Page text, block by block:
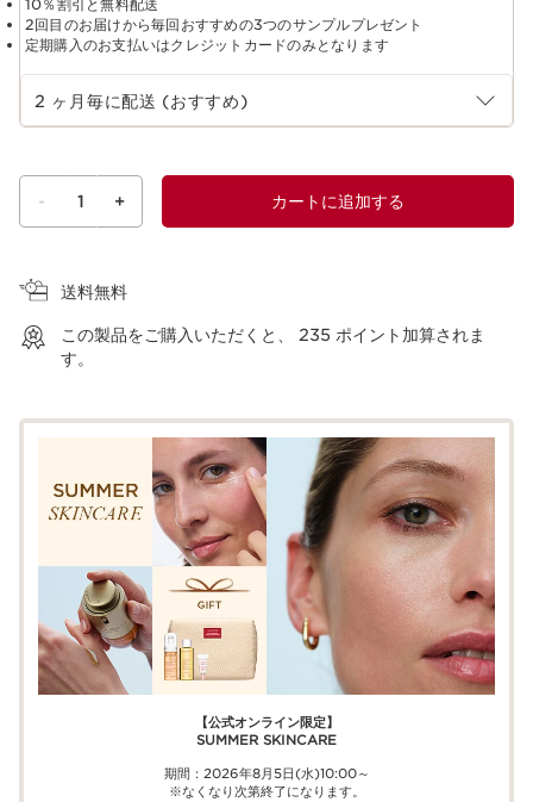
10％割引と無料配送
2回目のお届けから毎回おすすめの3つのサンプルプレゼント
定期購入のお支払いはクレジットカードのみとなります
定期購入の期間を選択
2 ヶ月毎に配送 (おすすめ)
- 1 + カートに追加する
送料無料
この製品をご購入いただくと、 235 ポイント加算されま
す。
【公式オンライン限定】​​
SUMMER SKINCARE
期間：2026年8月5日(水)10:00～
※なくなり次第終了になります。